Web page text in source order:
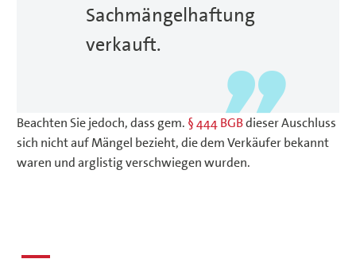
Sachmängelhaftung
verkauft.
Beachten Sie jedoch, dass gem. § 444 BGBdieser Auschluss
sich nicht auf Mängel bezieht, die dem Verkäufer bekannt
waren und arglistig verschwiegen wurden.